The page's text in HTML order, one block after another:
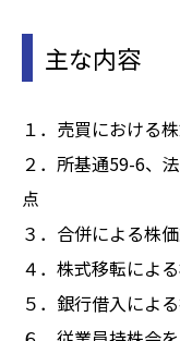
主な内容
１．売買における
２．所基通59-6、
点
３．合併による株
４．株式移転によ
５．銀行借入によ